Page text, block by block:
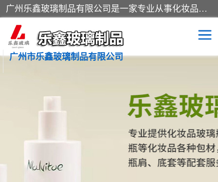
广州乐鑫玻璃制品有限公司是一家专业从事化妆品瓶子、化妆品玻璃瓶子、膏霜瓶、化妆品玻璃瓶等产品的集开发研制、生产、销售于一体的实业型玻璃制品生产企业。产品从设计、开模、试样、生产、蒙砂、抛光、喷涂、高低温单色及多色印刷，烫金（银）到交货实现一条龙服务。
广州市乐鑫玻璃制品有限公司
化妆品包装瓶 香水包装瓶
化妆品玻璃瓶
玻璃瓶